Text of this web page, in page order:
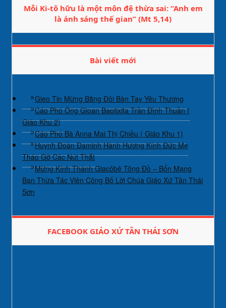
Mỗi Ki-tô hữu là một môn đệ thừa sai: “Anh em
là ánh sáng thế gian” (Mt 5,14)
Bài viết mới
Gieo Tin Mừng Bằng Đôi Bàn Tay Yêu Thương
Cáo Phó Ông Gioan Baotixita Trần Đình Thuần (
Giáo Khu 2)
Cáo Phó Bà Anna Mai Thị Chiều ( Giáo Khu 1)
Huynh Đoàn Đaminh Hành Hương Kính Đức Mẹ
Tháo Gỡ Các Nút Thắt
Mừng Kính Thánh Giacôbê Tông Đồ – Bổn Mạng
Ban Thừa Tác Viên Công Bố Lời Chúa Giáo Xứ Tân Thái
Sơn
FACEBOOK GIÁO XỨ TÂN THÁI SƠN